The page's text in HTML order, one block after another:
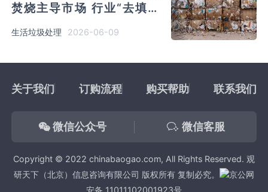
焚烧主导市场 行业“去填埋
化”提速
生活垃圾处理 2026-06-09
关于我们 订购流程 购买帮助 联系我们
微信公众号 微信客服
Copyright © 2022 chinabaogao.com, All Rights Reserved. 观
研天下（北京）信息咨询有限公司 版权所有 复制必究。
京公网
安备 11011102001923号